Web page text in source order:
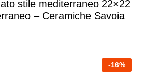
stile mediterraneo 22×22
– Ceramiche Savoia
-16%